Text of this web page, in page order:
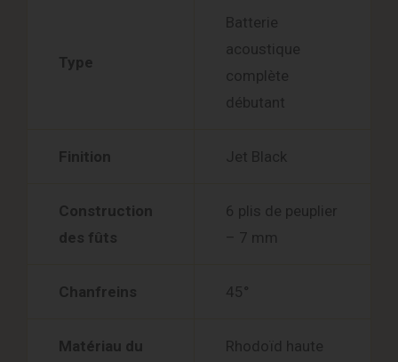
Type
Batterie
acoustique
complète
débutant
Finition Jet Black
Construction
des fûts
6 plis de peuplier
– 7 mm
Chanfreins 45°
Matériau du
Rhodoïd haute